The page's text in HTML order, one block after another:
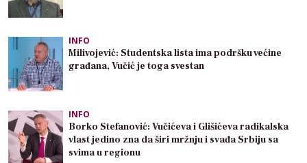
INFO
Milivojević: Studentska lista ima podršku većine
građana, Vučić je toga svestan
INFO
Borko Stefanović: Vučićeva i Glišićeva radikalska
vlast jedino zna da širi mržnju i svađa Srbiju sa
svima u regionu